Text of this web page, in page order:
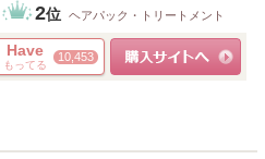
2位 ヘアパック・トリートメント
Have
もってる
10,453